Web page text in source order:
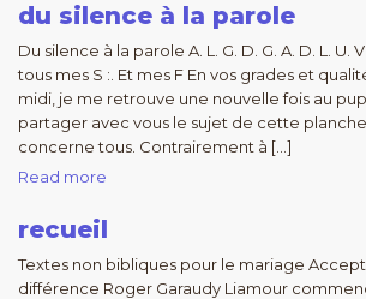
du silence à la parole
Du silence à la parole A. L. G. D. G. A. D. L. U.
tous mes S :. Et mes F En vos grades et
midi, je me retrouve une nouvelle fois au
partager avec vous le sujet de cette
concerne tous. Contrairement à […]
Read more
recueil
Textes non bibliques pour le mariage
différence Roger Garaudy Liamour